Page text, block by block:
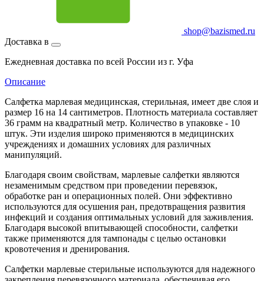
shop@bazismed.ru
Доставка в
Ежедневная доставка по всей России из г. Уфа
Описание
Салфетка марлевая медицинская, стерильная, имеет две слоя и
размер 16 на 14 сантиметров. Плотность материала составляет
36 грамм на квадратный метр. Количество в упаковке - 10
штук. Эти изделия широко применяются в медицинских
учреждениях и домашних условиях для различных
манипуляций.
Благодаря своим свойствам, марлевые салфетки являются
незаменимым средством при проведении перевязок,
обработке ран и операционных полей. Они эффективно
используются для осушения ран, предотвращения развития
инфекций и создания оптимальных условий для заживления.
Благодаря высокой впитывающей способности, салфетки
также применяются для тампонады с целью остановки
кровотечения и дренирования.
Салфетки марлевые стерильные используются для надежного